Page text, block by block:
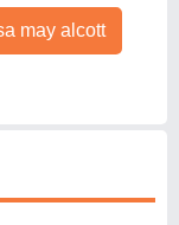
may alcott